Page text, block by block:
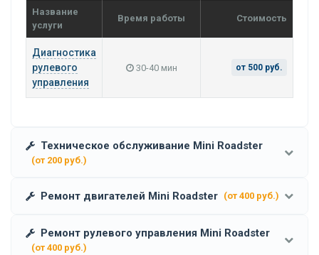
Название
услуги
Время работы Стоимость
Диагностика
рулевого
управления
30-40 мин от 500 руб.
Техническое обслуживание Mini Roadster
(от 200 руб.)
Ремонт двигателей Mini Roadster (от 400 руб.)
Ремонт рулевого управления Mini Roadster
(от 400 руб.)